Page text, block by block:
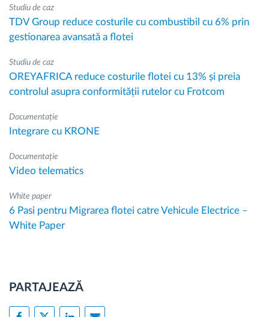
Studiu de caz
TDV Group reduce costurile cu combustibil cu 6% prin
gestionarea avansată a flotei
Studiu de caz
OREYAFRICA reduce costurile flotei cu 13% și preia
controlul asupra conformității rutelor cu Frotcom
Documentație
Integrare cu KRONE
Documentație
Video telematics
White paper
6 Pasi pentru Migrarea flotei catre Vehicule Electrice –
White Paper
PARTAJEAZĂ